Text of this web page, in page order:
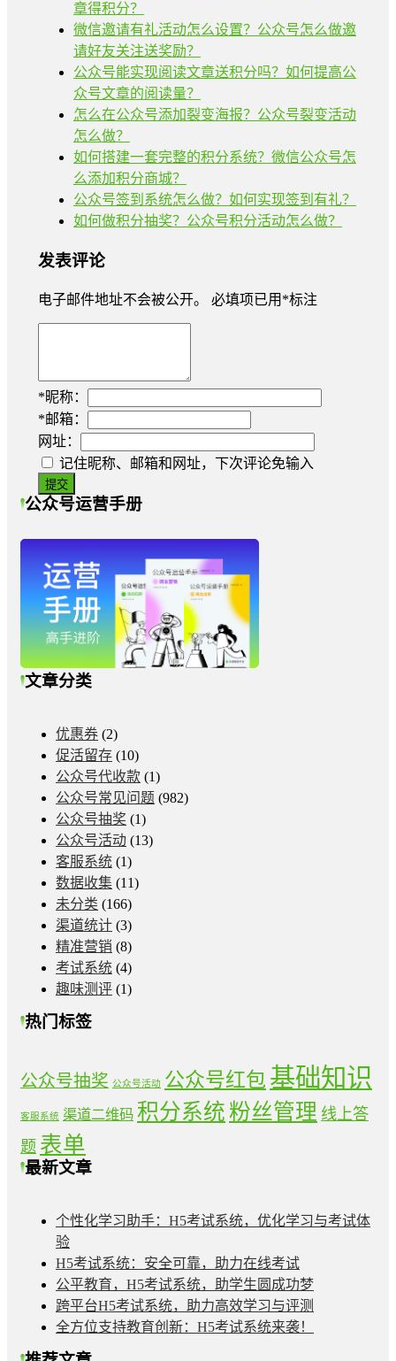
章得积分？
微信邀请有礼活动怎么设置？公众号怎么做邀
请好友关注送奖励？
公众号能实现阅读文章送积分吗？如何提高公
众号文章的阅读量？
怎么在公众号添加裂变海报？公众号裂变活动
怎么做？
如何搭建一套完整的积分系统？微信公众号怎
么添加积分商城？
公众号签到系统怎么做？如何实现签到有礼？
如何做积分抽奖？公众号积分活动怎么做？
发表评论
电子邮件地址不会被公开。 必填项已用 *标注
*昵称：
*邮箱：
网址：
记住昵称、邮箱和网址，下次评论免输入
公众号运营手册
文章分类
优惠券 (2)
促活留存 (10)
公众号代收款 (1)
公众号常见问题 (982)
公众号抽奖 (1)
公众号活动 (13)
客服系统 (1)
数据收集 (11)
未分类 (166)
渠道统计 (3)
精准营销 (8)
考试系统 (4)
趣味测评 (1)
热门标签
公众号抽奖 公众号活动 公众号红包 基础知识
客服系统 渠道二维码 积分系统 粉丝管理 线上答
题 表单
最新文章
个性化学习助手：H5考试系统，优化学习与考试体
验
H5考试系统：安全可靠，助力在线考试
公平教育，H5考试系统，助学生圆成功梦
跨平台H5考试系统，助力高效学习与评测
全方位支持教育创新：H5考试系统来袭！